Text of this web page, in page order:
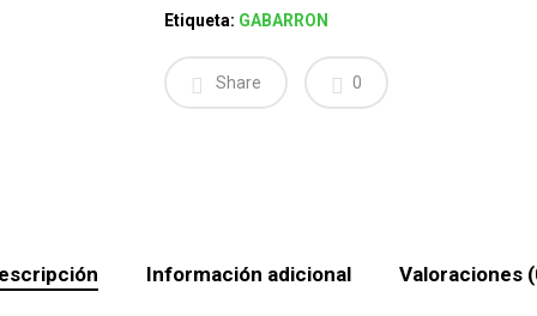
Etiqueta: GABARRON
Share 0
Información adicional Valoraciones